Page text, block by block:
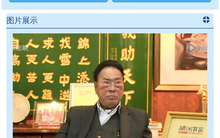
>>
图片展示
建信息
频道